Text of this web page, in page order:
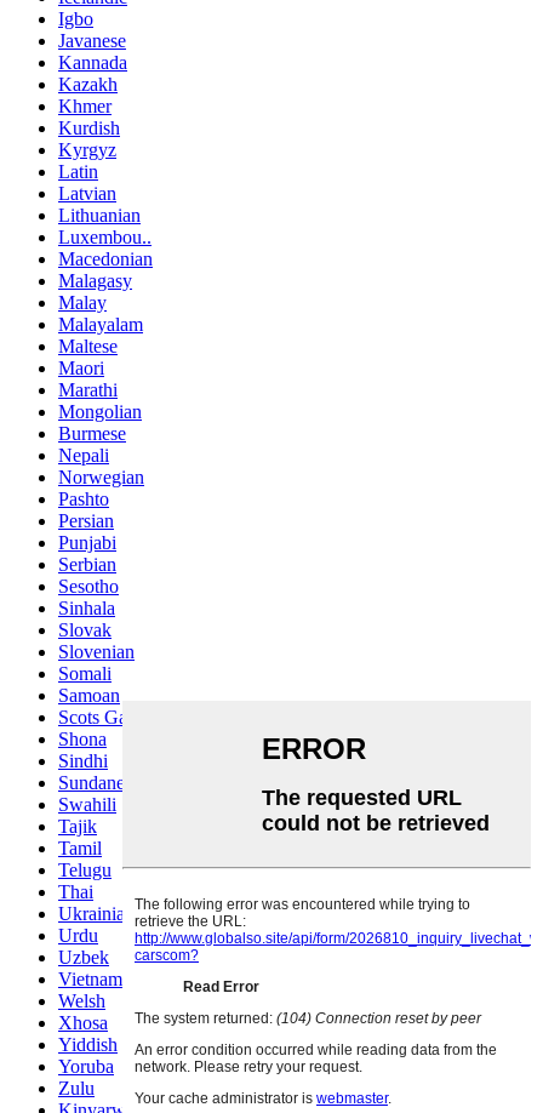
Igbo
Javanese
Kannada
Kazakh
Khmer
Kurdish
Kyrgyz
Latin
Latvian
Lithuanian
Luxembou..
Macedonian
Malagasy
Malay
Malayalam
Maltese
Maori
Marathi
Mongolian
Burmese
Nepali
Norwegian
Pashto
Persian
Punjabi
Serbian
Sesotho
Sinhala
Slovak
Slovenian
Somali
Samoan
Scots Gaelic
Shona
Sindhi
Sundanese
Swahili
Tajik
Tamil
Telugu
Thai
Ukrainian
Urdu
Uzbek
Vietnamese
Welsh
Xhosa
Yiddish
Yoruba
Zulu